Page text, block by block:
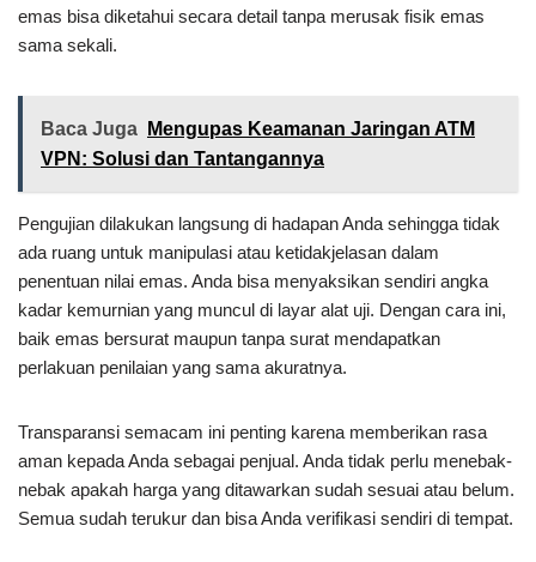
emas bisa diketahui secara detail tanpa merusak fisik emas
sama sekali.
Baca Juga
Mengupas Keamanan Jaringan ATM
VPN: Solusi dan Tantangannya
Pengujian dilakukan langsung di hadapan Anda sehingga tidak
ada ruang untuk manipulasi atau ketidakjelasan dalam
penentuan nilai emas. Anda bisa menyaksikan sendiri angka
kadar kemurnian yang muncul di layar alat uji. Dengan cara ini,
baik emas bersurat maupun tanpa surat mendapatkan
perlakuan penilaian yang sama akuratnya.
Transparansi semacam ini penting karena memberikan rasa
aman kepada Anda sebagai penjual. Anda tidak perlu menebak-
nebak apakah harga yang ditawarkan sudah sesuai atau belum.
Semua sudah terukur dan bisa Anda verifikasi sendiri di tempat.